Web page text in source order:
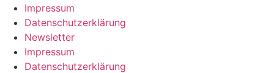
Impressum
Datenschutzerklärung
Newsletter
Impressum
Datenschutzerklärung